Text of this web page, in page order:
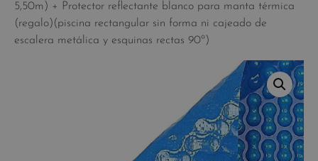
5,50m) + Protector reflectante blanco para manta térmica
(regalo)(piscina rectangular sin forma ni cajeado de
escalera metálica y esquinas rectas 90º)